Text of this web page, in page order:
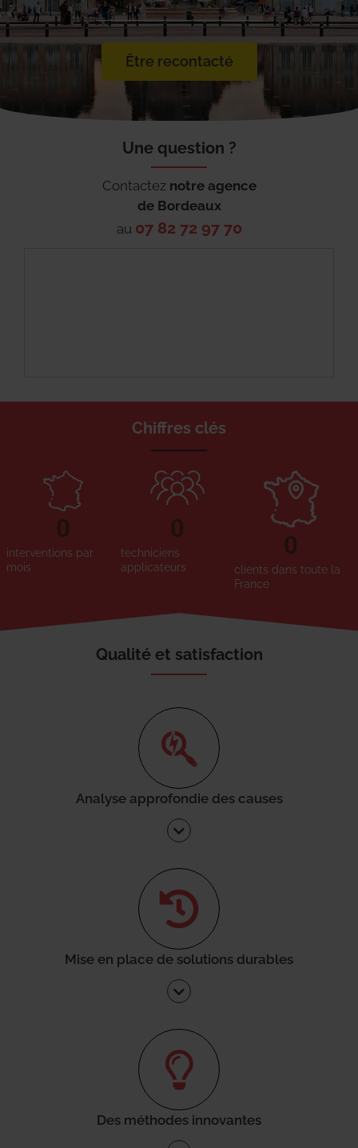
Être recontacté
Une question ?
Contactez notre agence
de Bordeaux
au 07 82 72 97 70
Chiffres clés
interventions par
mois
0
techniciens
applicateurs
0
clients dans toute la
France
0
Qualité et satisfaction
Analyse approfondie des causes
Mise en place de solutions durables
Des méthodes innovantes